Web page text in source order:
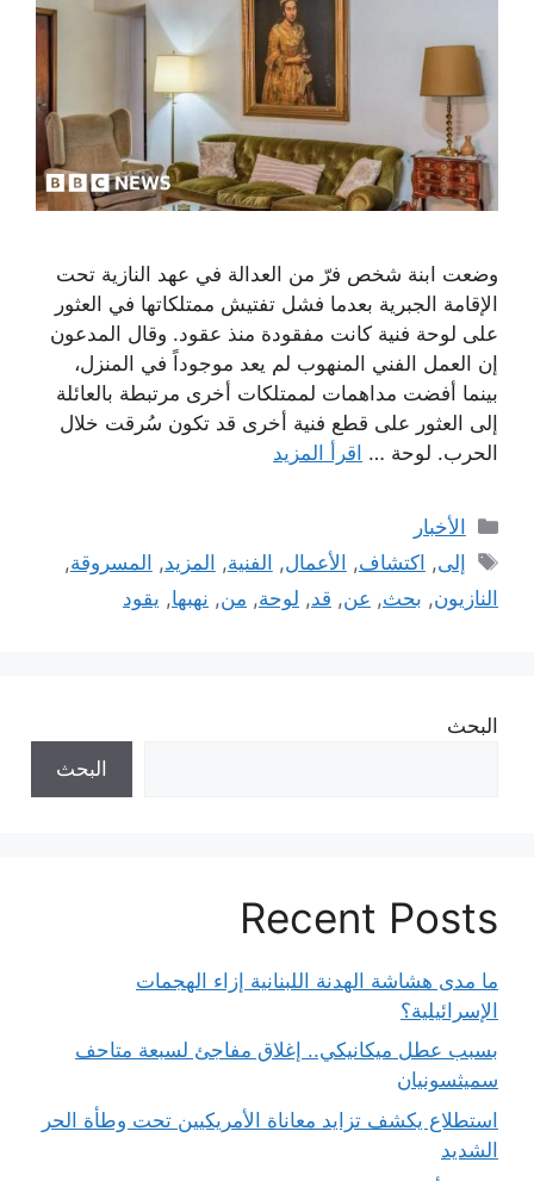
وضعت ابنة شخص فرّ من العدالة في عهد النازية تحت
الإقامة الجبرية بعدما فشل تفتيش ممتلكاتها في العثور
على لوحة فنية كانت مفقودة منذ عقود. وقال المدعون
إن العمل الفني المنهوب لم يعد موجوداً في المنزل،
بينما أفضت مداهمات لممتلكات أخرى مرتبطة بالعائلة
إلى العثور على قطع فنية أخرى قد تكون سُرقت خلال
الحرب. لوحة … اقرأ المزيد
التصنيفات
الأخبار
الوسوم
إلى, اكتشاف, الأعمال, الفنية, المزيد, المسروقة,
النازيون, بحث, عن, قد, لوحة, من, نهبها, يقود
البحث
البحث
Recent Posts
ما مدى هشاشة الهدنة اللبنانية إزاء الهجمات
الإسرائيلية؟
بسبب عطل ميكانيكي.. إغلاق مفاجئ لسبعة متاحف
سميثسونيان
استطلاع يكشف تزايد معاناة الأمريكيين تحت وطأة الحر
الشديد